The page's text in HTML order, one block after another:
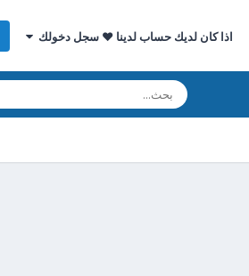
اذا كان لديك حساب لدينا ♥ سجل دخولك